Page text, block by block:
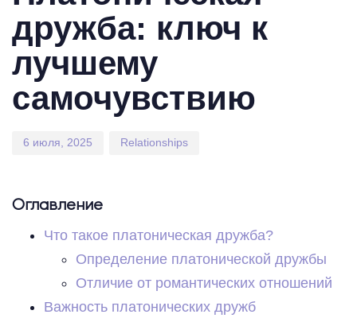
дружба: ключ к
лучшему
самочувствию
6 июля, 2025 Relationships
Оглавление
Что такое платоническая дружба?
Определение платонической дружбы
Отличие от романтических отношений
Важность платонических дружб